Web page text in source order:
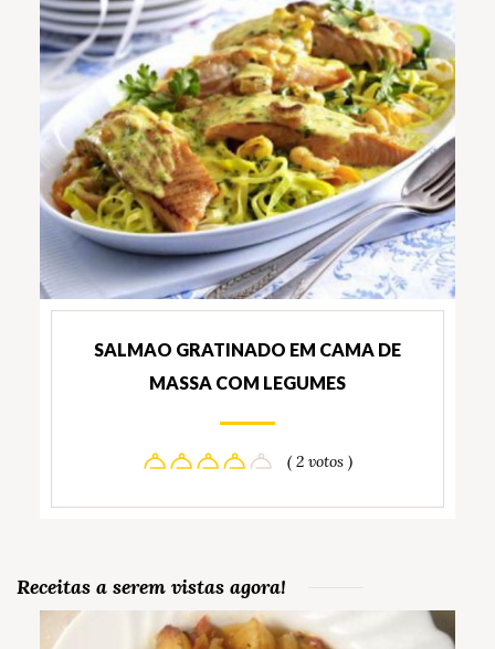
SALMAO GRATINADO EM CAMA DE
MASSA COM LEGUMES
( 2 votos )
Receitas a serem vistas agora!